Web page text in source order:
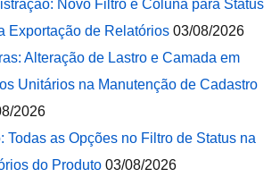
Novo Filtro e Coluna para Status
Exportação de Relatórios 03/08/2026
Alteração de Lastro e Camada em
Unitários na Manutenção de Cadastro
2026
Todas as Opções no Filtro de Status na
do Produto 03/08/2026